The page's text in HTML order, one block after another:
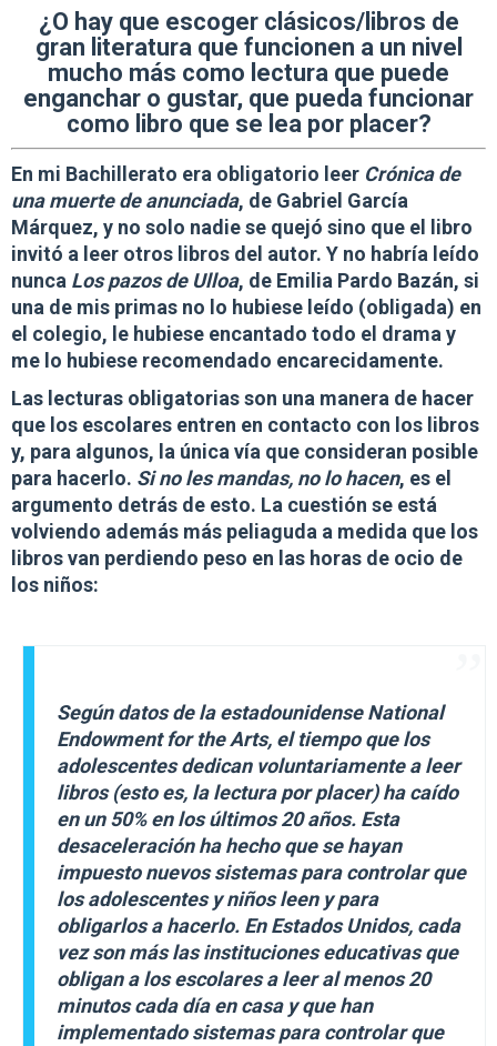
¿O hay que escoger clásicos/libros de
gran literatura que funcionen a un nivel
mucho más como lectura que puede
enganchar o gustar, que pueda funcionar
como libro que se lea por placer?
En mi Bachillerato era obligatorio leer Crónica de
una muerte de anunciada, de Gabriel García
Márquez, y no solo nadie se quejó sino que el libro
invitó a leer otros libros del autor. Y no habría leído
nunca Los pazos de Ulloa, de Emilia Pardo Bazán, si
una de mis primas no lo hubiese leído (obligada) en
el colegio, le hubiese encantado todo el drama y
me lo hubiese recomendado encarecidamente.
Las lecturas obligatorias son una manera de hacer
que los escolares entren en contacto con los libros
y, para algunos, la única vía que consideran posible
para hacerlo. Si no les mandas, no lo hacen, es el
argumento detrás de esto. La cuestión se está
volviendo además más peliaguda a medida que los
libros van perdiendo peso en las horas de ocio de
los niños:
Según datos de la estadounidense National
Endowment for the Arts, el tiempo que los
adolescentes dedican voluntariamente a leer
libros (esto es, la lectura por placer) ha caído
en un 50% en los últimos 20 años. Esta
desaceleración ha hecho que se hayan
impuesto nuevos sistemas para controlar que
los adolescentes y niños leen y para
obligarlos a hacerlo. En Estados Unidos, cada
vez son más las instituciones educativas que
obligan a los escolares a leer al menos 20
minutos cada día en casa y que han
implementado sistemas para controlar que